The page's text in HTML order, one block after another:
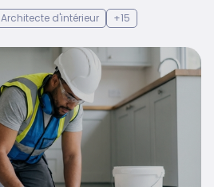
Architecte d'intérieur +15